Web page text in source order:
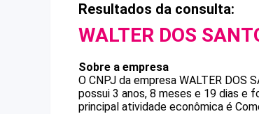
Resultados da consulta:
WALTER DOS
Sobre a empresa
O CNPJ da empresa WALTER DOS
possui 3 anos, 8 meses e 19 dias e
principal atividade econômica é